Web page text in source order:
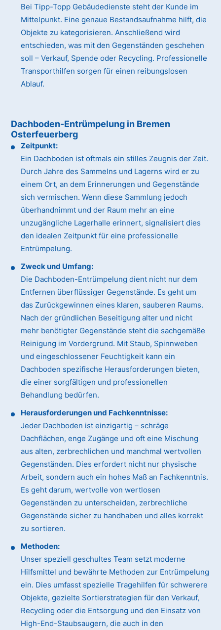
Bei Tipp-Topp Gebäudedienste steht der Kunde im
Mittelpunkt. Eine genaue Bestandsaufnahme hilft, die
Objekte zu kategorisieren. Anschließend wird
entschieden, was mit den Gegenständen geschehen
soll – Verkauf, Spende oder Recycling. Professionelle
Transporthilfen sorgen für einen reibungslosen
Ablauf.
Dachboden-Entrümpelung in Bremen
Osterfeuerberg
Zeitpunkt:
Ein Dachboden ist oftmals ein stilles Zeugnis der Zeit.
Durch Jahre des Sammelns und Lagerns wird er zu
einem Ort, an dem Erinnerungen und Gegenstände
sich vermischen. Wenn diese Sammlung jedoch
überhandnimmt und der Raum mehr an eine
unzugängliche Lagerhalle erinnert, signalisiert dies
den idealen Zeitpunkt für eine professionelle
Entrümpelung.
Zweck und Umfang:
Die Dachboden-Entrümpelung dient nicht nur dem
Entfernen überflüssiger Gegenstände. Es geht um
das Zurückgewinnen eines klaren, sauberen Raums.
Nach der gründlichen Beseitigung alter und nicht
mehr benötigter Gegenstände steht die sachgemäße
Reinigung im Vordergrund. Mit Staub, Spinnweben
und eingeschlossener Feuchtigkeit kann ein
Dachboden spezifische Herausforderungen bieten,
die einer sorgfältigen und professionellen
Behandlung bedürfen.
Herausforderungen und Fachkenntnisse:
Jeder Dachboden ist einzigartig – schräge
Dachflächen, enge Zugänge und oft eine Mischung
aus alten, zerbrechlichen und manchmal wertvollen
Gegenständen. Dies erfordert nicht nur physische
Arbeit, sondern auch ein hohes Maß an Fachkenntnis.
Es geht darum, wertvolle von wertlosen
Gegenständen zu unterscheiden, zerbrechliche
Gegenstände sicher zu handhaben und alles korrekt
zu sortieren.
Methoden:
Unser speziell geschultes Team setzt moderne
Hilfsmittel und bewährte Methoden zur Entrümpelung
ein. Dies umfasst spezielle Tragehilfen für schwerere
Objekte, gezielte Sortierstrategien für den Verkauf,
Recycling oder die Entsorgung und den Einsatz von
High-End-Staubsaugern, die auch in den